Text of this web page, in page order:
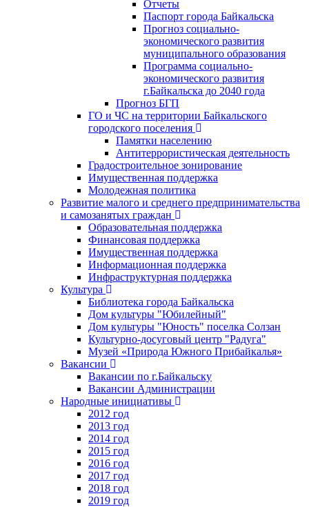
Отчеты
Паспорт города Байкальска
Прогноз социально-
экономического развития
муниципального образования
Программа социально-
экономического развития
г.Байкальска до 2040 года
Прогноз БГП
ГО и ЧС на территории Байкальского
городского поселения
Памятки населению
Антитеррористическая деятельность
Градостроительное зонирование
Имущественная поддержка
Молодежная политика
Развитие малого и среднего предпринимательства
и самозанятых граждан
Образовательная поддержка
Финансовая поддержка
Имущественная поддержка
Информационная поддержка
Инфраструктурная поддержка
Культура
Библиотека города Байкальска
Дом культуры "Юбилейный"
Дом культуры "Юность" поселка Солзан
Культурно-досуговый центр "Радуга"
Музей «Природа Южного Прибайкалья»
Вакансии
Вакансии по г.Байкальску
Вакансии Администрации
Народные инициативы
2012 год
2013 год
2014 год
2015 год
2016 год
2017 год
2018 год
2019 год